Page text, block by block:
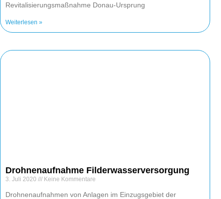
Revitalisierungsmaßnahme Donau-Ursprung
Weiterlesen »
Drohnenaufnahme Filderwasserversorgung
3. Juli 2020 Keine Kommentare
Drohnenaufnahmen von Anlagen im Einzugsgebiet der